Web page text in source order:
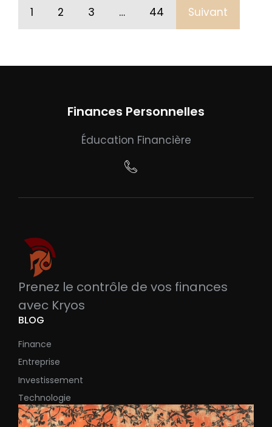
1 2 3 … 44 Suivant
Finances Personnelles
Éducation Financière
Prenez le contrôle de vos finances
avec Kryos
BLOG
Finance
Entreprise
Investissement
Technologie